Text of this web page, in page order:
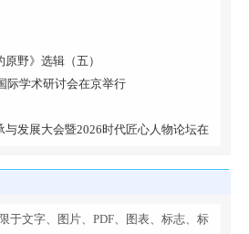
野》选辑（五）
际学术研讨会在京举行
与发展大会暨2026时代匠心人物论坛在
于文字、图片、PDF、图表、标志、标